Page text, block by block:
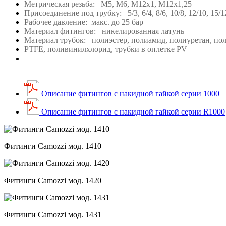
Метрическая резьба: M5, M6, M12х1, M12х1,25
Присоединение под трубку: 5/3, 6/4, 8/6, 10/8, 12/10, 15/
Рабочее давление: макс. до 25 бар
Материал фитингов: никелированная латунь
Материал трубок: полиэстер, полиамид, полиуретан,
PTFE, поливинилхлорид, трубки в оплетке PV
Описание фитингов с накидной гайкой серии 1000
Описание фитингов с накидной гайкой серии R1000
Фитинги Camozzi мод. 1410
Фитинги Camozzi мод. 1420
Фитинги Camozzi мод. 1431